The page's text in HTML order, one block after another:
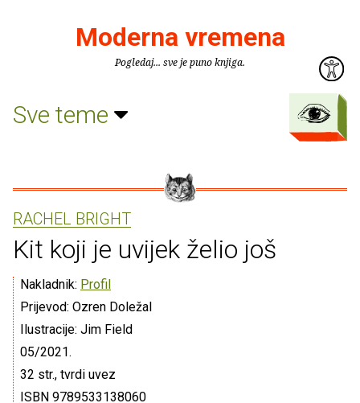
Moderna vremena
Pogledaj... sve je puno knjiga.
Sve teme
RACHEL BRIGHT
Kit koji je uvijek želio još
Nakladnik: Profil
Prijevod: Ozren Doležal
Ilustracije: Jim Field
05/2021.
32 str., tvrdi uvez
ISBN 9789533138060